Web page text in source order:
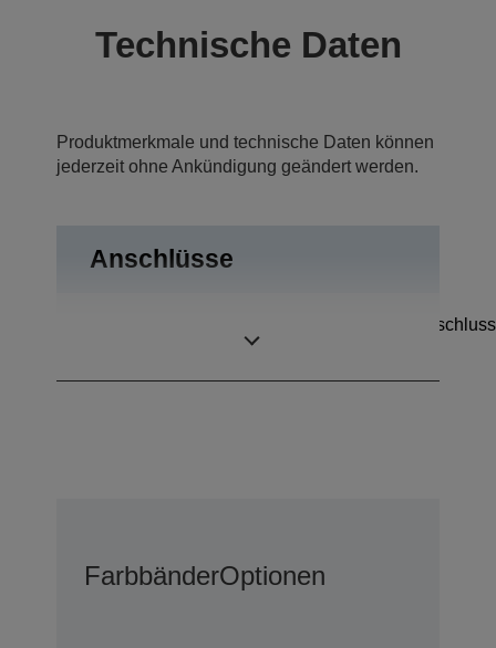
Technische Daten
Produktmerkmale und technische Daten können
jederzeit ohne Ankündigung geändert werden.
Anschlüsse
FarbbänderOptionen